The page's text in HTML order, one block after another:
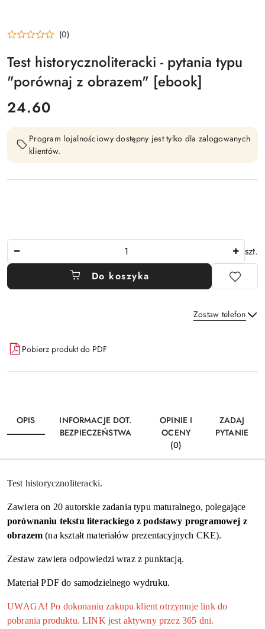
(0)
Test historycznoliteracki - pytania typu
"porównaj z obrazem" [ebook]
cena:
24.60
Program lojalnościowy dostępny jest tylko dla zalogowanych
klientów.
szt.
Do koszyka
Zostaw telefon
Dostępność
i
dostawa
Pobierz produkt do PDF
OPIS
INFORMACJE DOT.
BEZPIECZEŃSTWA
OPINIE I
OCENY
(0)
ZADAJ
PYTANIE
Test historycznoliteracki.
Zawiera on 20 autorskie zadania typu maturalnego, polegające
porównaniu tekstu literackiego z podstawy programowej z
obrazem (na kształt materiałów prezentacyjnych CKE).
Zestaw zawiera odpowiedzi wraz z punktacją.
Materiał PDF do samodzielnego wydruku.
UWAGA! Po dokonaniu zakupu klient otrzymuje link do
pobrania produktu. LINK jest aktywny przez 365 dni.